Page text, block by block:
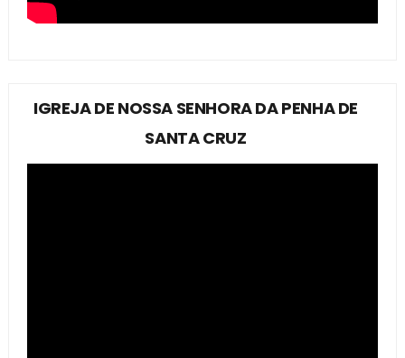
IGREJA DE NOSSA SENHORA DA PENHA DE
SANTA CRUZ